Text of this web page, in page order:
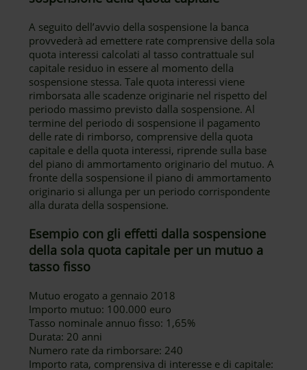
A seguito dell’avvio della sospensione la banca
provvederà ad emettere rate comprensive della sola
quota interessi calcolati al tasso contrattuale sul
capitale residuo in essere al momento della
sospensione stessa. Tale quota interessi viene
rimborsata alle scadenze originarie nel rispetto del
periodo massimo previsto dalla sospensione. Al
termine del periodo di sospensione il pagamento
delle rate di rimborso, comprensive della quota
capitale e della quota interessi, riprende sulla base
del piano di ammortamento originario del mutuo. A
fronte della sospensione il piano di ammortamento
originario si allunga per un periodo corrispondente
alla durata della sospensione.
Esempio con gli effetti dalla sospensione
della sola quota capitale per un mutuo a
tasso fisso
Mutuo erogato a gennaio 2018
Importo mutuo: 100.000 euro
Tasso nominale annuo fisso: 1,65%
Durata: 20 anni
Numero rate da rimborsare: 240
Importo rata, comprensiva di interesse e di capitale: